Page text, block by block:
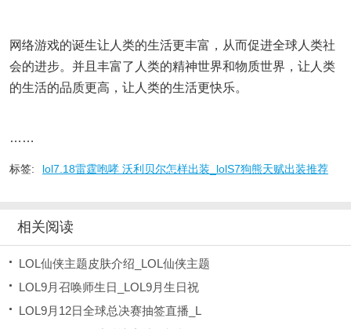
网络游戏的诞生让人类的生活更丰富，从而促进全球人类社
会的进步。并且丰富了人类的精神世界和物质世界，让人类
的生活的品质更高，让人类的生活更快乐。
……
标签: lol7.18雷霆咆哮 沃利贝尔怎样出装_lolS7狗熊天赋出装推荐
相关阅读
LOL仙侠主题皮肤介绍_LOL仙侠主题
LOL9月召唤师生日_LOL9月生日祝
LOL9月12日全球总决赛抽签直播_L